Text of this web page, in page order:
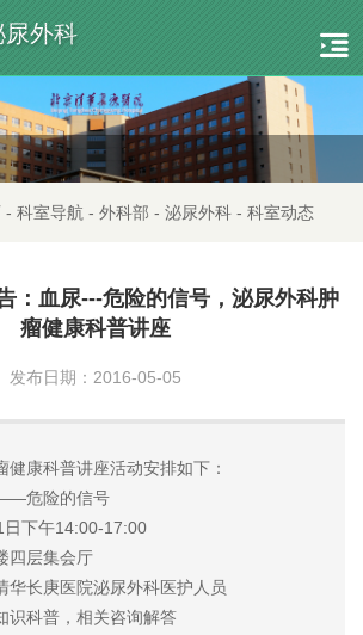
尿外科
- 科室导航 - 外科部 - 泌尿外科 - 科室动态
：血尿---危险的信号，泌尿外科肿
瘤健康科普讲座
发布日期：2016-05-05
康科普讲座活动安排如下：
危险的信号
日下午14:00-17:00
四层集会厅
华长庚医院泌尿外科医护人员
识科普，相关咨询解答